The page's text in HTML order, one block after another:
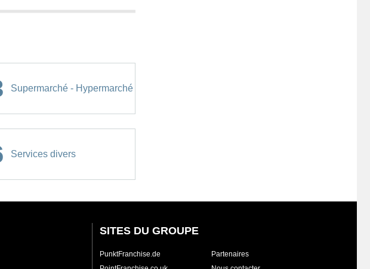
Supermarché - Hypermarché
Services divers
SITES DU GROUPE
PunktFranchise.de
Partenaires